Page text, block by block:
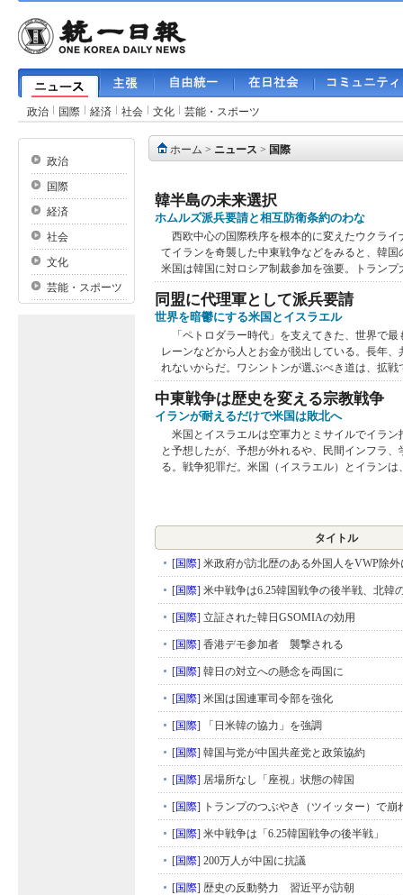
政治 国際 経済 社会 文化 芸能・スポーツ
政治
国際
経済
社会
文化
芸能・スポーツ
ホーム > ニュース > 国際
韓半島の未来選択
ホムルズ派兵要請と相互防衛条約のわな
西欧中心の国際秩序を根本的に変えたウクラ
てイランを奇襲した中東戦争などをみると、韓
米国は韓国に対ロシア制裁参加を強要。トランプ
同盟に代理軍として派兵要請
世界を暗鬱にする米国とイスラエル
「ペトロダラー時代」を支えてきた、世界で
レーンなどから人とお金が脱出している。長年
れないからだ。ワシントンが選ぶべき道は、拡戦
中東戦争は歴史を変える宗教戦争
イランが耐えるだけで米国は敗北へ
米国とイスラエルは空軍力とミサイルでイラ
と予想したが、予想が外れるや、民間インフラ
る。戦争犯罪だ。米国（イスラエル）とイラン
タイトル
[国際] 米政府が訪北歴のある外国人をVWP除外
[国際] 米中戦争は6.25韓国戦争の後半戦、北韓
[国際] 立証された韓日GSOMIAの効用
[国際] 香港デモ参加者 襲撃される
[国際] 韓日の対立への懸念を両国に
[国際] 米国は国連軍司令部を強化
[国際] 「日米韓の協力」を強調
[国際] 韓国与党が中国共産党と政策協約
[国際] 居場所なし「座視」状態の韓国
[国際] トランプのつぶやき（ツイッター）で崩
[国際] 米中戦争は「6.25韓国戦争の後半戦」
[国際] 200万人が中国に抗議
[国際] 歴史の反動勢力 習近平が訪朝